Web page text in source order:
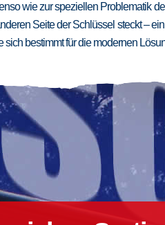
wie zur speziellen Problematik
Seite der Schlüssel steckt –
bestimmt für die modernen